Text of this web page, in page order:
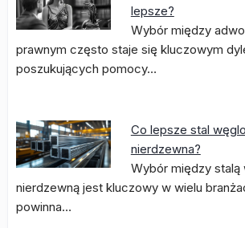
lepsze?
Wybór między
prawnym często staje się kluczowym
poszukujących pomocy…
Co lepsze stal
nierdzewna?
Wybór między stalą
nierdzewną jest kluczowy w wielu
powinna…